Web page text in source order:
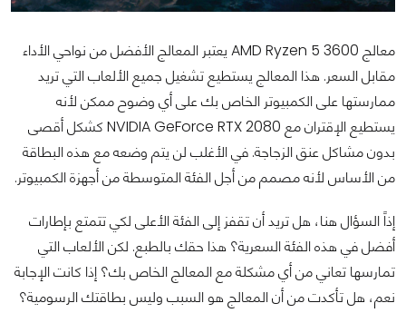
معالج AMD Ryzen 5 3600 يعتبر المعالج الأفضل من نواحي الأداء
مقابل السعر. هذا المعالج يستطيع تشغيل جميع الألعاب التي تريد
ممارستها على الكمبيوتر الخاص بك على أي وضوح ممكن لأنه
يستطيع الإقتران مع NVIDIA GeForce RTX 2080 كشكل أقصى
بدون مشاكل عنق الزجاجة. في الأغلب لن يتم وضعه مع هذه البطاقة
من الأساس لأنه مصمم من أجل الفئة المتوسطة من أجهزة الكمبيوتر.
إذاً السؤال هنا، هل تريد أن تقفز إلى الفئة الأعلى لكي تتمتع بإطارات
أفضل في هذه الفئة السعرية؟ هذا حقك بالطبع. لكن الألعاب التي
تمارسها تعاني من أي مشكلة مع المعالج الخاص بك؟ إذا كانت الإجابة
نعم، هل تأكدت من أن المعالج هو السبب وليس بطاقتك الرسومية؟